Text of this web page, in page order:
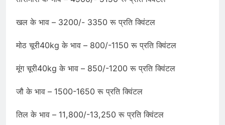
खल के भाव – 3200/- 3350 रू प्रति क्विंटल
मोठ चूरी40kg के भाव – 800/-1150 रू प्रति क्विंटल
मूंग चूरी40kg के भाव – 850/-1200 रू प्रति क्विंटल
जौ के भाव – 1500-1650 रू प्रति क्विंटल
तिल के भाव – 11,800/-13,250 रू प्रति क्विंटल